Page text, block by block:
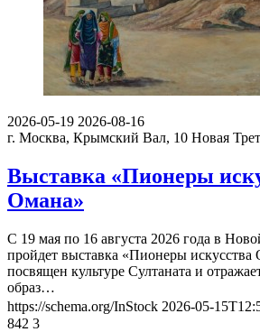
2026-05-19 2026-08-16
г. Москва, Крымский Вал, 10 Новая
Выставка «Пионеры
Омана»
С 19 мая по 16 августа 2026 года в
пройдет выставка «Пионеры
посвящен культуре Султаната и
образ…
https://schema.org/InStock 2026-05-
842 3